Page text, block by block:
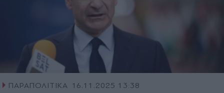
ΠΑΡΑΠΟΛΙΤΙΚΑ 16.11.2025 13:38